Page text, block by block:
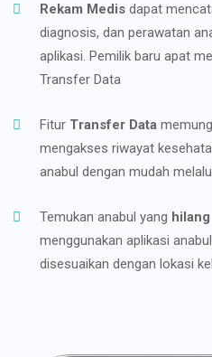
Rekam Medis dapat
diagnosis, dan perawatan
aplikasi. Pemilik baru apat
Transfer Data
Fitur Transfer Data
mengakses riwayat
anabul dengan mudah
Temukan anabul yang
menggunakan aplikasi
disesuaikan dengan lokasi